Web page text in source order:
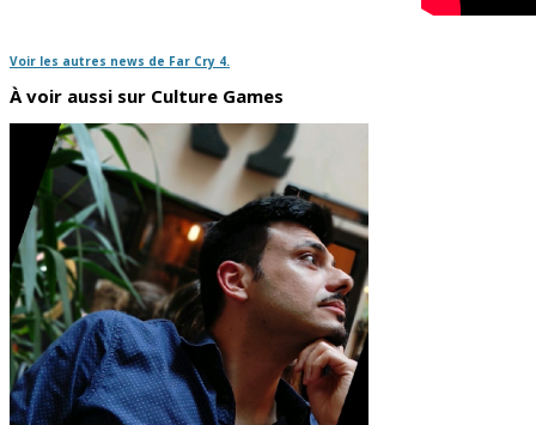
Voir les autres news de Far Cry 4.
À voir aussi sur Culture Games